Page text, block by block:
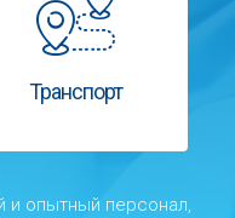
Транспорт
и опытный персонал,